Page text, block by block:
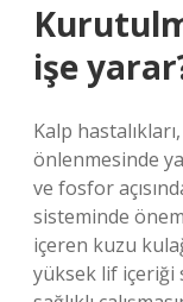
işe
Kalp
önlenmesinde
ve fosfor
sisteminde
içeren kuzu
yüksek lif içeriği